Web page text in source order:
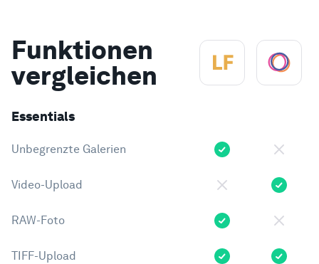
Funktionen
vergleichen
Essentials
Unbegrenzte Galerien
Video-Upload
RAW-Foto
TIFF-Upload